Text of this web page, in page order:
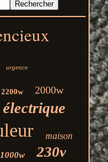
urgence
2200w 2000w
électrique
maison
1000w 230v